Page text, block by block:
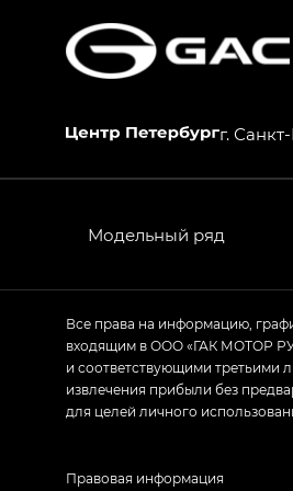
г.
Модельный ряд
Все права на информацию,
входящим в ООО «ГАК МОТОР
и соответствующими третьими
извлечения прибыли без
для целей личного
Правовая информация